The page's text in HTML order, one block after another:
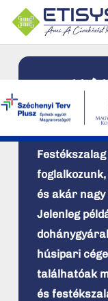
Skip
content
és akár nagy
Jelenleg
húsipari
találhatóak
és